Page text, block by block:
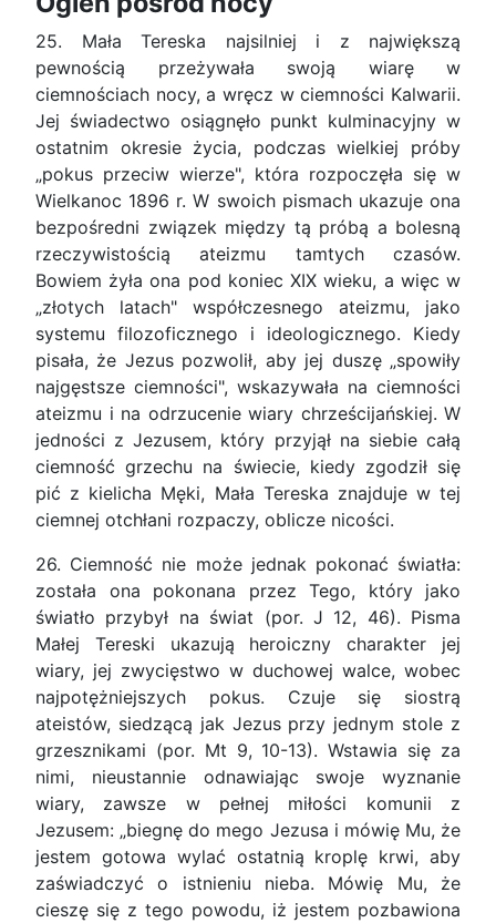
25. Mała Tereska najsilniej i z największą
pewnością przeżywała swoją wiarę w
ciemnościach nocy, a wręcz w ciemności Kalwarii.
Jej świadectwo osiągnęło punkt kulminacyjny w
ostatnim okresie życia, podczas wielkiej próby
„pokus przeciw wierze", która rozpoczęła się w
Wielkanoc 1896 r. W swoich pismach ukazuje ona
bezpośredni związek między tą próbą a bolesną
rzeczywistością ateizmu tamtych czasów.
Bowiem żyła ona pod koniec XIX wieku, a więc w
„złotych latach" współczesnego ateizmu, jako
systemu filozoficznego i ideologicznego. Kiedy
pisała, że Jezus pozwolił, aby jej duszę „spowiły
najgęstsze ciemności", wskazywała na ciemności
ateizmu i na odrzucenie wiary chrześcijańskiej. W
jedności z Jezusem, który przyjął na siebie całą
ciemność grzechu na świecie, kiedy zgodził się
pić z kielicha Męki, Mała Tereska znajduje w tej
ciemnej otchłani rozpaczy, oblicze nicości.
26. Ciemność nie może jednak pokonać światła:
została ona pokonana przez Tego, który jako
światło przybył na świat (por. J 12, 46). Pisma
Małej Tereski ukazują heroiczny charakter jej
wiary, jej zwycięstwo w duchowej walce, wobec
najpotężniejszych pokus. Czuje się siostrą
ateistów, siedzącą jak Jezus przy jednym stole z
grzesznikami (por. Mt 9, 10-13). Wstawia się za
nimi, nieustannie odnawiając swoje wyznanie
wiary, zawsze w pełnej miłości komunii z
Jezusem: „biegnę do mego Jezusa i mówię Mu, że
jestem gotowa wylać ostatnią kroplę krwi, aby
zaświadczyć o istnieniu nieba. Mówię Mu, że
cieszę się z tego powodu, iż jestem pozbawiona